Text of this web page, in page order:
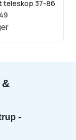
teleskop 37-86
-